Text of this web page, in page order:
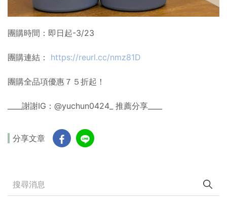
團購時間：即日起-3/23
團購連結： https://reurl.cc/nmz81D
團購全品項優惠７５折起！
____謝謝IG：@yuchun0424_ 推薦分享____
分享文章